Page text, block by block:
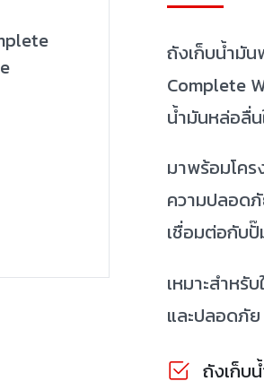
ถังเก็บน้ำมัน
Complete
น้ำมันหล่อลื่
มาพร้อมโค
ความปลอดภั
เชื่อมต่อกับ
เหมาะสำห
และปลอดภั
ถังเก็บ